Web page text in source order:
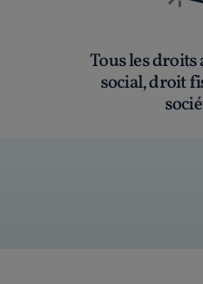
Tous les droits
social, droit